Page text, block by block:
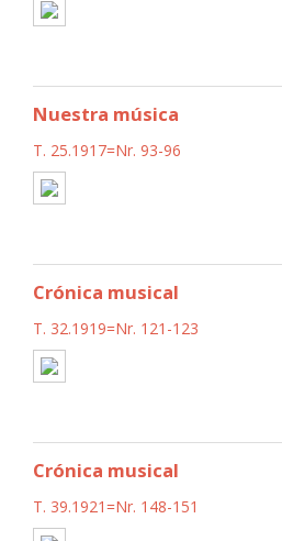
Nuestra música
T. 25.1917=Nr. 93-96
Crónica musical
T. 32.1919=Nr. 121-123
Crónica musical
T. 39.1921=Nr. 148-151